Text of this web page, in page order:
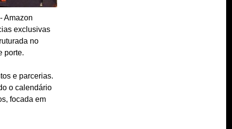
Amazon
exclusivas
no
porte.
e parcerias.
o calendário
focada em